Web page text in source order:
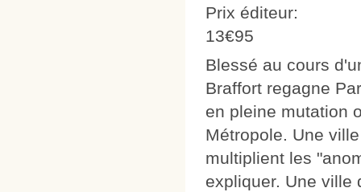
Prix éditeur:
13€95
Blessé au cours
Braffort regagne
en pleine mutation
Métropole. Une
multiplient les
expliquer. Une ville